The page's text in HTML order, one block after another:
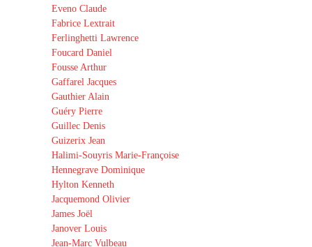
Eveno Claude
Fabrice Lextrait
Ferlinghetti Lawrence
Foucard Daniel
Fousse Arthur
Gaffarel Jacques
Gauthier Alain
Guéry Pierre
Guillec Denis
Guizerix Jean
Halimi-Souyris Marie-Françoise
Hennegrave Dominique
Hylton Kenneth
Jacquemond Olivier
James Joël
Janover Louis
Jean-Marc Vulbeau